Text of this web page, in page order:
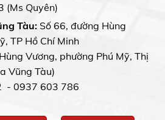
(Ms Quyên)
Tàu: Số 66, đường Hùng
TP Hồ Chí Minh
Vương, phường Phú Mỹ, Thị
Vũng Tàu)
- 0937 603 786